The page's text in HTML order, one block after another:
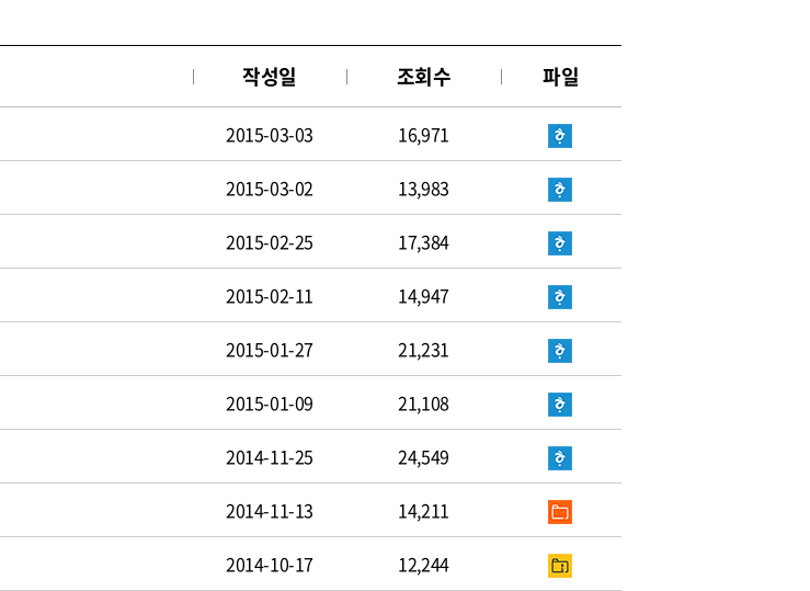
작성일 조회수 파일
2015-03-03 16,971
2015-03-02 13,983
2015-02-25 17,384
2015-02-11 14,947
2015-01-27 21,231
2015-01-09 21,108
2014-11-25 24,549
2014-11-13 14,211
2014-10-17 12,244